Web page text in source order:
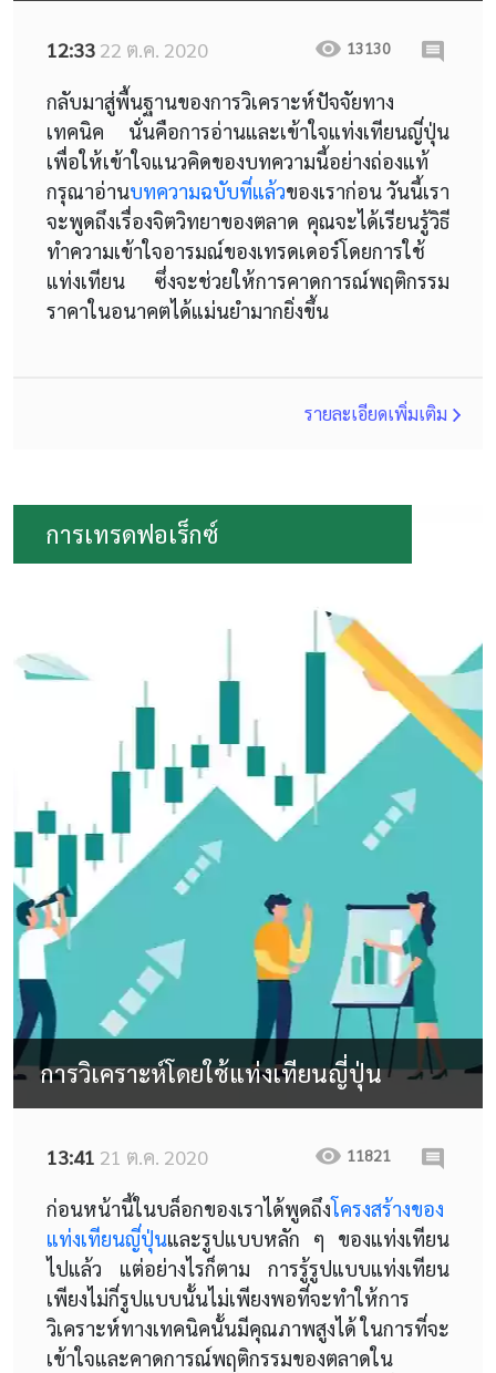
12:33 22 ต.ค. 2020 13130
กลับมาสู่พื้นฐานของการวิเคราะห์ปัจจัยทาง
เทคนิค นั่นคือการอ่านและเข้าใจแท่งเทียนญี่ปุ่น
เพื่อให้เข้าใจแนวคิดของบทความนี้อย่างถ่องแท้
กรุณาอ่านบทความฉบับที่แล้วของเราก่อน วันนี้เรา
จะพูดถึงเรื่องจิตวิทยาของตลาด คุณจะได้เรียนรู้วิธี
ทำความเข้าใจอารมณ์ของเทรดเดอร์โดยการใช้
แท่งเทียน ซึ่งจะช่วยให้การคาดการณ์พฤติกรรม
ราคาในอนาคตได้แม่นยำมากยิ่งขึ้น
รายละเอียดเพิ่มเติม
การเทรดฟอเร็กซ์
การวิเคราะห์โดยใช้แท่งเทียนญี่ปุ่น
13:41 21 ต.ค. 2020 11821
ก่อนหน้านี้ในบล็อกของเราได้พูดถึงโครงสร้างของ
แท่งเทียนญี่ปุ่นและรูปแบบหลัก ๆ ของแท่งเทียน
ไปแล้ว แต่อย่างไรก็ตาม การรู้รูปแบบแท่งเทียน
เพียงไม่กี่รูปแบบนั้นไม่เพียงพอที่จะทำให้การ
วิเคราะห์ทางเทคนิคนั้นมีคุณภาพสูงได้ ในการที่จะ
เข้าใจและคาดการณ์พฤติกรรมของตลาดใน